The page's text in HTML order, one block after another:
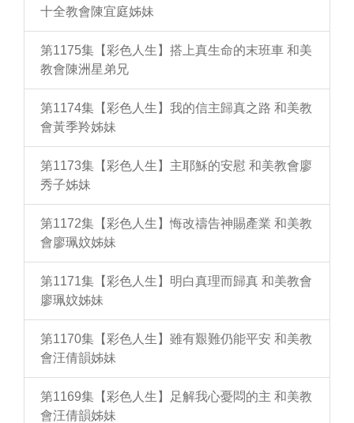
十全教會陳宜庭姊妹
第1175集【彩色人生】搭上真生命的末班車 和美
教會陳洲星弟兄
第1174集【彩色人生】我的信主歸真之路 和美教
會黃季羚姊妹
第1173集【彩色人生】主耶穌的安慰 和美教會廖
秀子姊妹
第1172集【彩色人生】悔改禱告神賜產業 和美教
會廖珮妏姊妹
第1171集【彩色人生】明白真理而歸真 和美教會
廖珮妏姊妹
第1170集【彩色人生】雖有艱難仍能平安 和美教
會汪倩韻姊妹
第1169集【彩色人生】足解我心憂悶的主 和美教
會汪倩韻姊妹